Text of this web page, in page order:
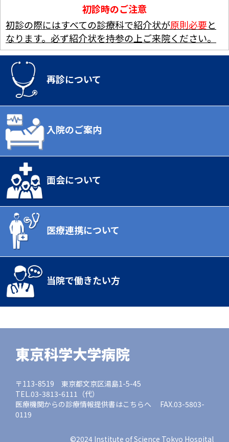
初診時のご注意
初診の際にはすべての診療科で紹介状が原則必要と
なります。必ず紹介状を持参の上ご来院ください。
再診について
入院のご案内
面会について
医療連携について
当院で働きたい方
東京科学大学病院
〒113-8519 東京都文京区湯島1-5-45
TEL.03-3813-6111（代）
医療機関からの診療情報提供書はこちらへ FAX.03-5803-
0119
©2024 Institute of Science Tokyo Hospital